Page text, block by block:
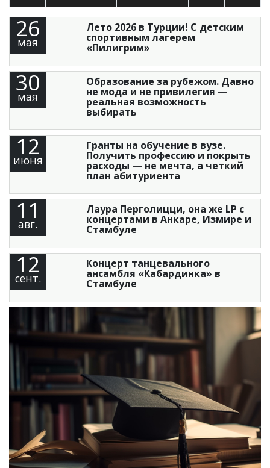
26
мая
Лето 2026 в Турции! С детским
спортивным лагерем
«Пилигрим»
30
мая
Образование за рубежом. Давно
не мода и не привилегия —
реальная возможность
выбирать
12
июня
Гранты на обучение в вузе.
Получить профессию и покрыть
расходы — не мечта, а четкий
план абитуриента
11
авг.
Лаура Перголицци, она же LP с
концертами в Анкаре, Измире и
Стамбуле
12
сент.
Концерт танцевального
ансамбля «Кабардинка» в
Стамбуле